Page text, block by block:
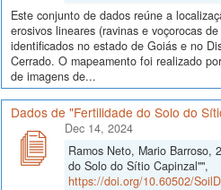
Este conjunto de dados reúne a
erosivos lineares (ravinas e voçorocas
identificados no estado de Goiás e no
Cerrado. O mapeamento foi realizado
de imagens de...
Dados de "Fertilidade do Solo do
Dec 14, 2024
Ramos Neto, Mario Barroso,
do Solo do Sítio Capinzal"",
https://doi.org/10.60502/